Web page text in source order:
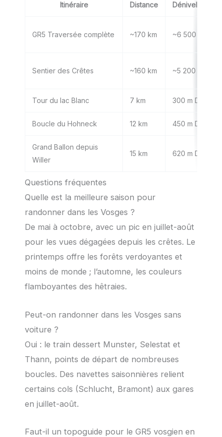
Itinéraire Distance Dénivelé
GR5 Traversée complète ~170 km ~6 500 m D+
Sentier des Crêtes ~160 km ~5 200 m D+
Tour du lac Blanc 7 km 300 m D+
Boucle du Hohneck 12 km 450 m D+
Grand Ballon depuis
Willer
15 km 620 m D+
Questions fréquentes
Quelle est la meilleure saison pour
randonner dans les Vosges ?
De mai à octobre, avec un pic en juillet-août
pour les vues dégagées depuis les crêtes. Le
printemps offre les forêts verdoyantes et
moins de monde ; l’automne, les couleurs
flamboyantes des hêtraies.
Peut-on randonner dans les Vosges sans
voiture ?
Oui : le train dessert Munster, Selestat et
Thann, points de départ de nombreuses
boucles. Des navettes saisonnières relient
certains cols (Schlucht, Bramont) aux gares
en juillet-août.
Faut-il un topoguide pour le GR5 vosgien en